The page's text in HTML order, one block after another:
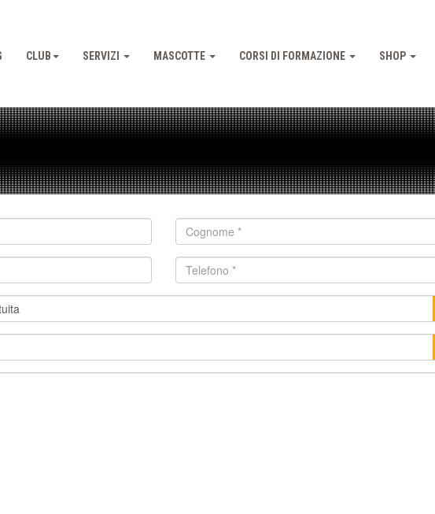
CLUB SERVIZI MASCOTTE CORSI DI FORMAZIONE SHOP